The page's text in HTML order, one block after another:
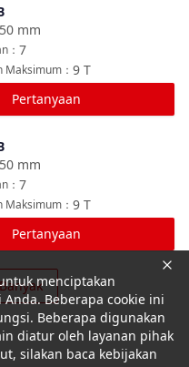
mm
7
：
9 T
Maksimum ：
Pertanyaan
mm
7
：
9 T
Maksimum ：
Pertanyaan
menciptakan
Beberapa cookie ini
Beberapa digunakan
diatur oleh layanan pihak
silakan baca kebijakan